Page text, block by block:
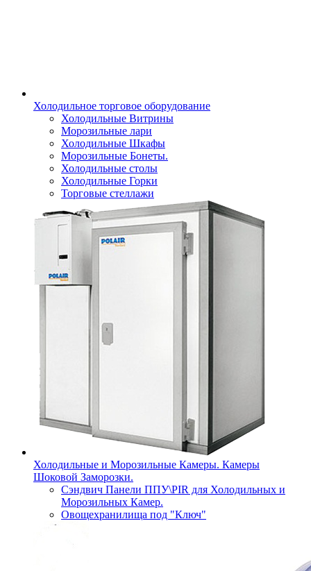
Холодильное торговое оборудование
Холодильные Витрины
Морозильные лари
Холодильные Шкафы
Морозильные Бонеты.
Холодильные столы
Холодильные Горки
Торговые стеллажи
Холодильные и Морозильные Камеры. Камеры
Шоковой Заморозки.
Сэндвич Панели ППУ\PIR для Холодильных и
Морозильных Камер.
Овощехранилища под "Ключ"